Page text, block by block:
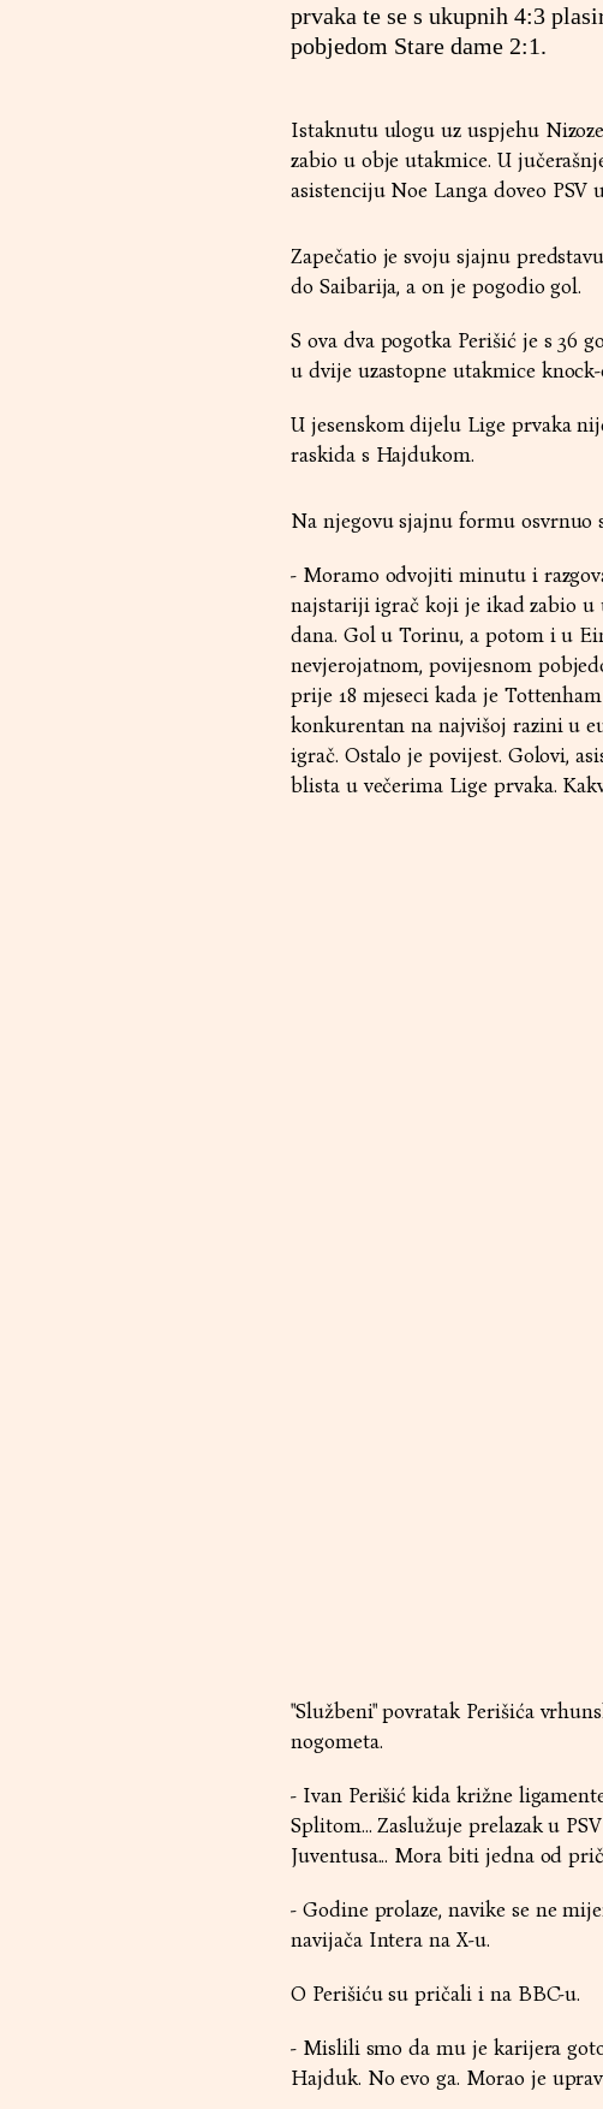
prvaka te se s ukupnih 4:3
pobjedom Stare dame 2:1.
Istaknutu ulogu uz uspjehu
zabio u obje utakmice. U
asistenciju Noe Langa doveo PSV
Zapečatio je svoju sjajnu
do Saibarija, a on je pogodio gol.
S ova dva pogotka Perišić je s 36
u dvije uzastopne utakmice
U jesenskom dijelu Lige prvaka
raskida s Hajdukom.
Na njegovu sjajnu formu osvrnuo
- Moramo odvojiti minutu i
najstariji igrač koji je ikad zabio u
dana. Gol u Torinu, a potom i u
nevjerojatnom, povijesnom
prije 18 mjeseci kada je
konkurentan na najvišoj razini u
igrač. Ostalo je povijest. Golovi,
blista u večerima Lige prvaka.
"Službeni" povratak Perišića
nogometa.
- Ivan Perišić kida križne
Splitom... Zaslužuje prelazak u
Juventusa... Mora biti jedna od
- Godine prolaze, navike se ne
navijača Intera na X-u.
O Perišiću su pričali i na BBC-u.
- Mislili smo da mu je karijera
Hajduk. No evo ga. Morao je